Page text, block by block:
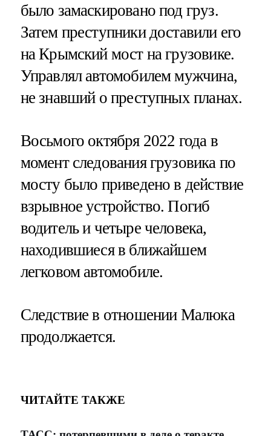
было замаскировано под груз.
Затем преступники доставили его
на Крымский мост на грузовике.
Управлял автомобилем мужчина,
не знавший о преступных планах.
Восьмого октября 2022 года в
момент следования грузовика по
мосту было приведено в действие
взрывное устройство. Погиб
водитель и четыре человека,
находившиеся в ближайшем
легковом автомобиле.
Следствие в отношении Малюка
продолжается.
ЧИТАЙТЕ ТАКЖЕ